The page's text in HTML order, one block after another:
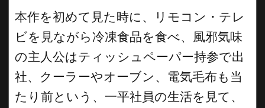
本作を初めて見た時に、リモコン・テレ
ビを見ながら冷凍食品を食べ、風邪気味
の主人公はティッシュペーパー持参で出
社、クーラーやオーブン、電気毛布も当
たり前という、一平社員の生活を見て、